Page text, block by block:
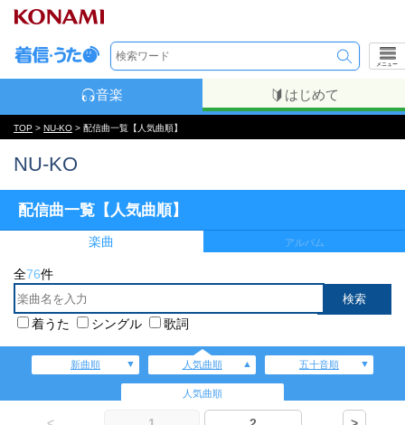
メニュー
音楽 はじめて
TOP > NU-KO > 配信曲一覧【人気曲順】
NU-KO
配信曲一覧【人気曲順】
楽曲 アルバム
全76件
着うた シングル 歌詞
新曲順 人気曲順 五十音順
人気曲順